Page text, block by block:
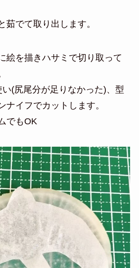
茹でて取り出します。
絵を描きハサミで切り取って
(尻尾分が足りなかった)、型
ナイフでカットします。
でもOK